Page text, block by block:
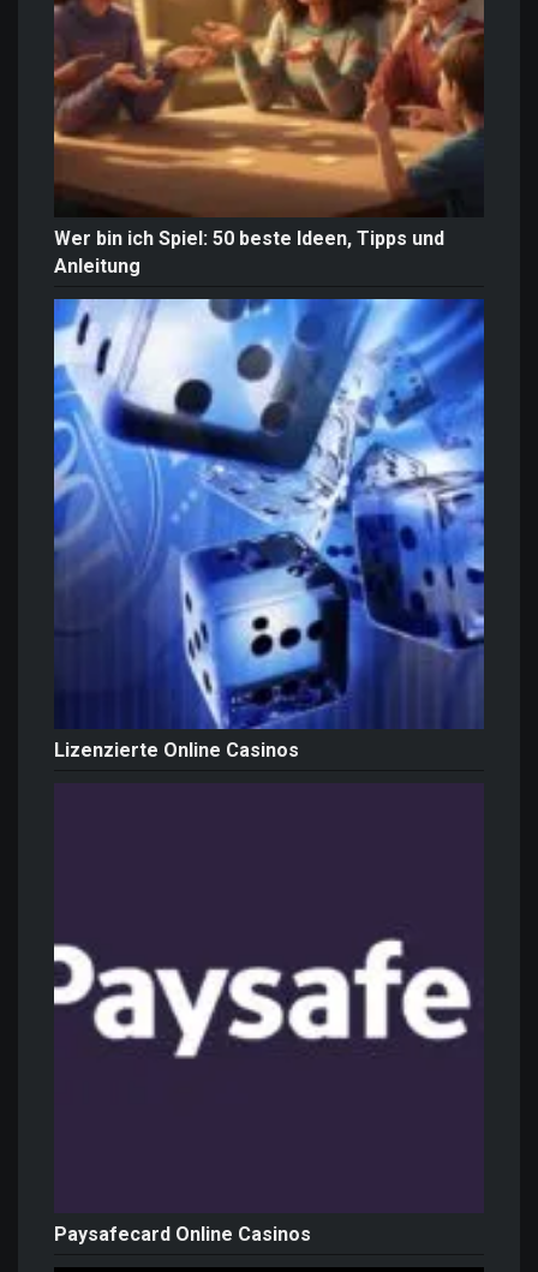
Wer bin ich Spiel: 50 beste Ideen, Tipps und
Anleitung
Lizenzierte Online Casinos
Paysafecard Online Casinos